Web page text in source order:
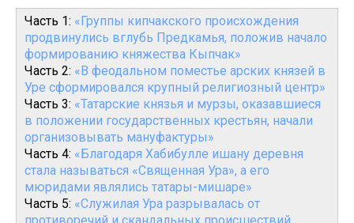
Часть 1: «Группы кипчакского происхождения
продвинулись вглубь Предкамья, положив начало
формированию княжества Кыпчак»
Часть 2: «В феодальном поместье арских князей в
Уре сформировался крупный религиозный центр»
Часть 3: «Татарские князья и мурзы, оказавшиеся
в положении государственных крестьян, начали
организовывать мануфактуры»
Часть 4: «Благодаря Хабибулле ишану деревня
стала называться «Священная Ура», а его
мюридами являлись татары-мишаре»
Часть 5: «Служилая Ура разрывалась от